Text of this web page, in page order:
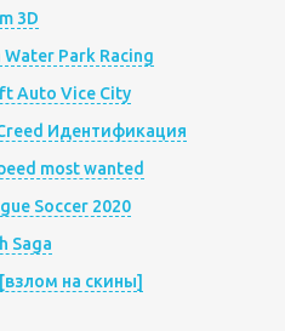
3D
Water Park Racing
Auto Vice City
Creed Идентификация
most wanted
Soccer 2020
Saga
на скины]